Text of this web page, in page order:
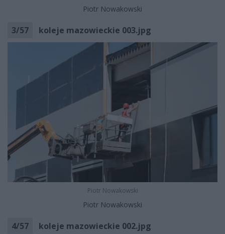
Piotr Nowakowski
3/57 koleje mazowieckie 003.jpg
Piotr Nowakowski
Piotr Nowakowski
4/57 koleje mazowieckie 002.jpg